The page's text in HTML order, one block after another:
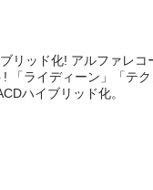
リッド化! アルファレ
「ライディーン」「テ
ハイブリッド化。